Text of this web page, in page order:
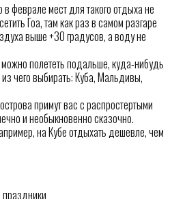
феврале мест для такого отдыха не
Гоа, там как раз в самом разгаре
выше +30 градусов, а воду не
полететь подальше, куда-нибудь
чего выбирать: Куба, Мальдивы,
примут вас с распростертыми
и необыкновенно сказочно.
на Кубе отдыхать дешевле, чем